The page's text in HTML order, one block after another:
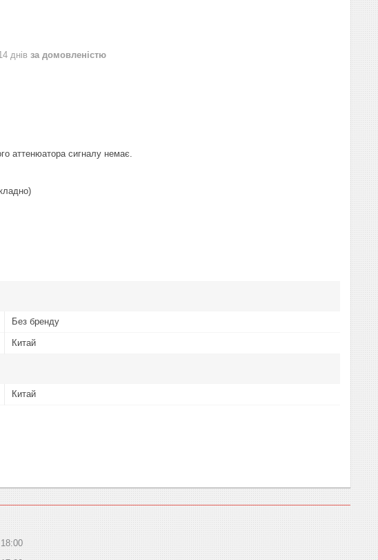
днів за домовленістю
аттенюатора сигналу немає.
Без бренду
Китай
Китай
18:00